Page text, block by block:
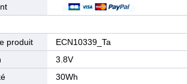
produit
ECN10339_Ta
3.8V
30Wh